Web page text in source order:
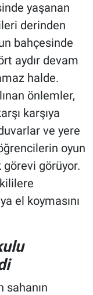
yaşanan
derinden
bahçesinde
aydır devam
halde.
önlemler,
karşıya
ve yere
oyun
görevi görüyor.
el koymasını
sahanın